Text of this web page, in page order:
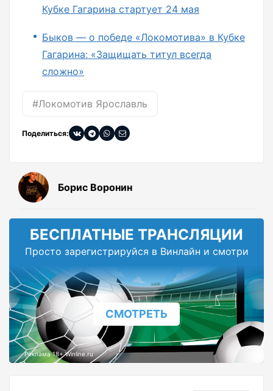
Кубке Гагарина стартует 24 мая
Быков — о победе «Локомотива» в Кубке
Гагарина: «Защищать титул всегда
сложно»
#Локомотив Ярославль
Поделиться:
Борис Воронин
БЕСПЛАТНЫЕ ТРАНСЛЯЦИИ
Просто зарегистрируйся в Винлайн и смотри
СМОТРЕТЬ
Реклама 18+ Winline.ru